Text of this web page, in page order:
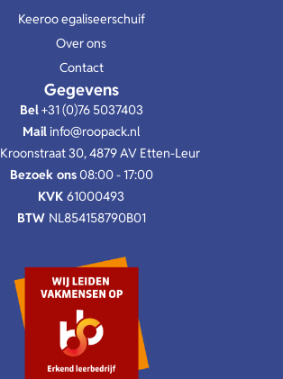
Keeroo egaliseerschuif
Over ons
Contact
Gegevens
Bel+31 (0)76 5037403
Mailinfo@roopack.nl
Kroonstraat 30, 4879 AV Etten-Leur
Bezoek ons08:00 - 17:00
KVK 61000493
BTW NL854158790B01